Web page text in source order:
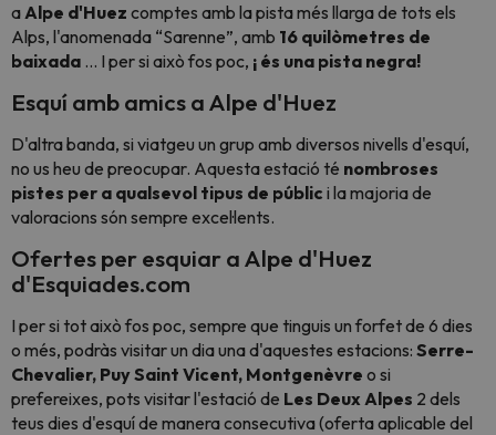
aAlpe d'Huez comptes amb la pista més llarga de tots els
Alps, l'anomenada “Sarenne”, amb 16 quilòmetres de
baixada ... I per si això fos poc, ¡ és una pista negra!
Esquí amb amics a Alpe d'Huez
D'altra banda, si viatgeu un grup amb diversos nivells d'esquí,
no us heu de preocupar. Aquesta estació té nombroses
pistes per a qualsevol tipus de públic i la majoria de
valoracions són sempre excel·lents.
Ofertes per esquiar a Alpe d'Huez
d'Esquiades.com
I per si tot això fos poc, sempre que tinguis un forfet de 6 dies
o més, podràs visitar un dia una d'aquestes estacions: Serre-
Chevalier, Puy Saint Vicent, Montgenèvre o si
prefereixes, pots visitar l'estació de Les Deux Alpes 2 dels
teus dies d'esquí de manera consecutiva (oferta aplicable del